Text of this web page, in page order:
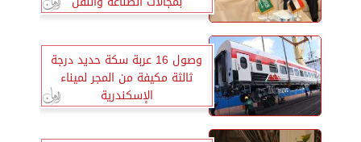
واللوجستيات
وصول 16 عربة سكة حديد درجة
ثالثة مكيفة من المجر لميناء
الإسكندرية